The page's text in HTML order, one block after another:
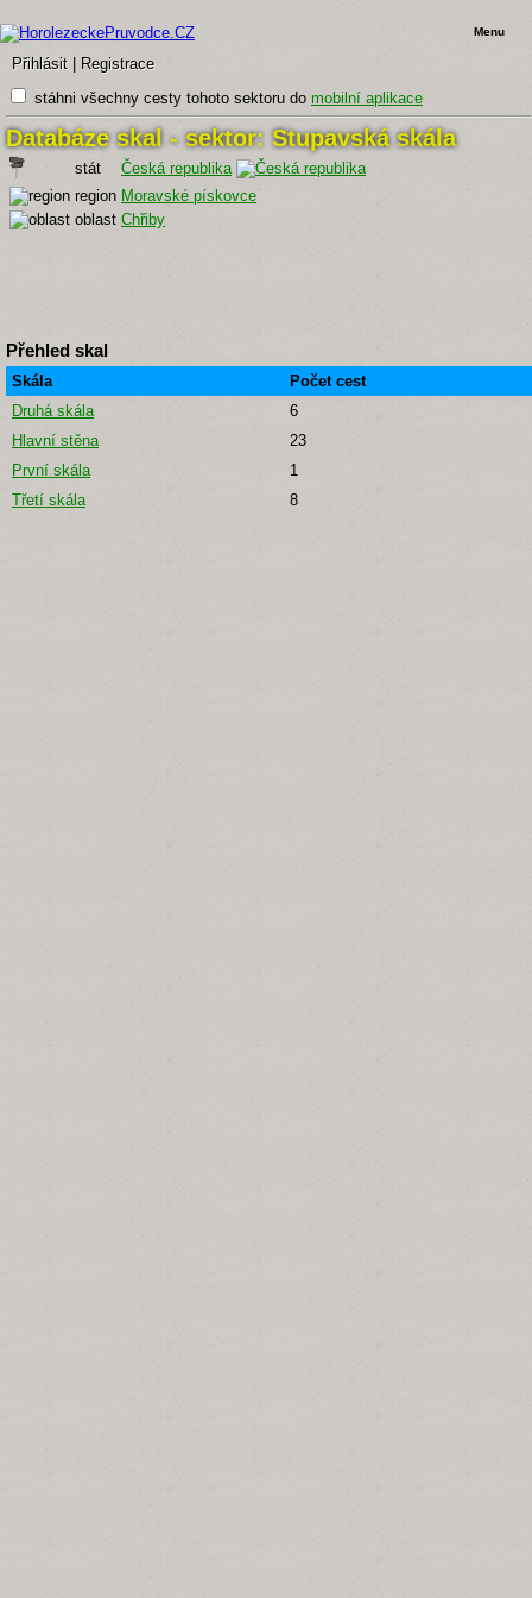
Přihlásit Registrace
Menu
stáhni všechny cesty tohoto sektoru do mobilní aplikace
Databáze skal - sektor: Stupavská skála
stát
Česká republika
region Moravské pískovce
oblast Chřiby
Přehled skal
Skála
Počet cest
Druhá skála
6
Hlavní stěna
23
První skála
1
Třetí skála
8